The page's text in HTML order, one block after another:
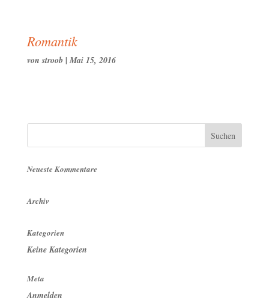
Romantik
vonstroob |Mai 15, 2016
Neueste Kommentare
Archiv
Kategorien
Keine Kategorien
Meta
Anmelden